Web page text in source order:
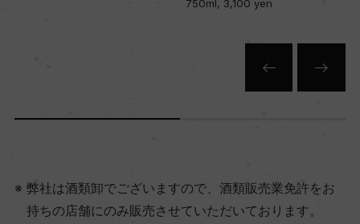
750ml, 3,100 yen
弊社は酒類卸でございますので、酒類販売業免許をお
持ちの店舗にのみ販売させていただいております。